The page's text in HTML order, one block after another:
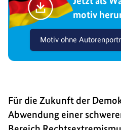
motiv
Motiv ohne
Für die Zukunft der
Abwendung einer